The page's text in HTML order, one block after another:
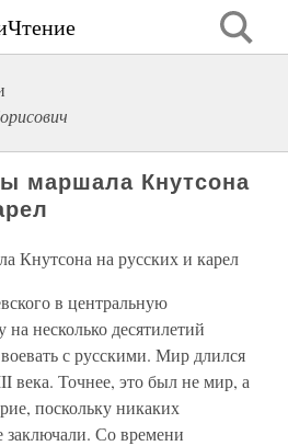
маршала Кнутсона
Кнутсона на русских и карел
в центральную
несколько десятилетий
с русскими. Мир длился
века. Точнее, это был не мир, а
поскольку никаких
Со времени